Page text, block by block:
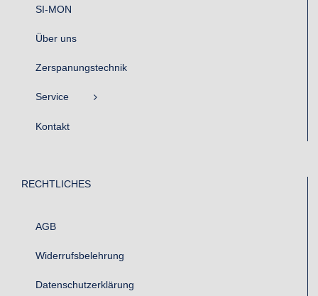
SI-MON
Über uns
Zerspanungstechnik
Service
Kontakt
RECHTLICHES
AGB
Widerrufsbelehrung
Datenschutzerklärung